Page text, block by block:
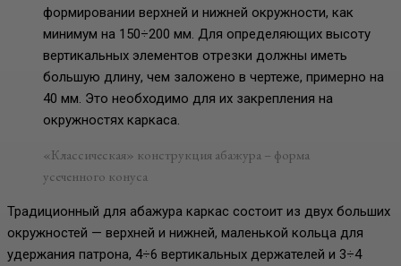
формировании верхней и нижней окружности, как
минимум на 150÷200 мм. Для определяющих высоту
вертикальных элементов отрезки должны иметь
большую длину, чем заложено в чертеже, примерно на
40 мм. Это необходимо для их закрепления на
окружностях каркаса.
«Классическая» конструкция абажура – форма
усеченного конуса
Традиционный для абажура каркас состоит из двух больших
окружностей — верхней и нижней, маленькой кольца для
удержания патрона, 4÷6 вертикальных держателей и 3÷4